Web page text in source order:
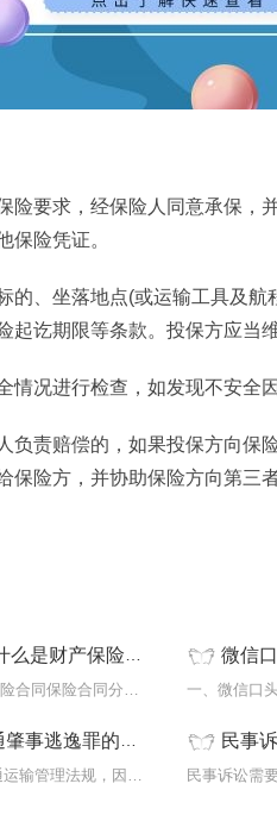
险要求，经保险人同意承保，
保险凭证。
的、坐落地点(或运输工具及
讫期限等条款。投保方应当
情况进行检查，如发现不安全
负责赔偿的，如果投保方向保
险方，并协助保险方向第三者
产保险合同 视点
一般情况下保险合同分类有哪些 什么是财产保险合同保险合同分类1、
微信口
认定标准是什么？
交通肇事逃逸最高判多少年?十五年。违反交通运输管理法规，因而发生...
民事诉